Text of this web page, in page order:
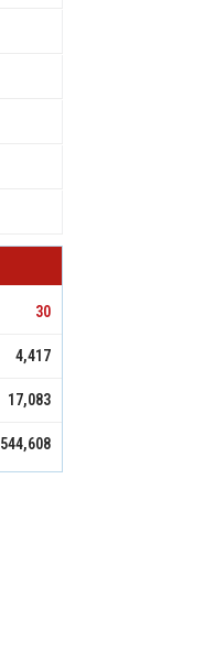
30
4,417
17,083
544,608